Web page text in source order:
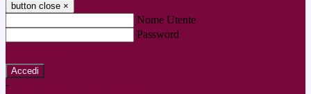
button close ×
Nome Utente
Password
-